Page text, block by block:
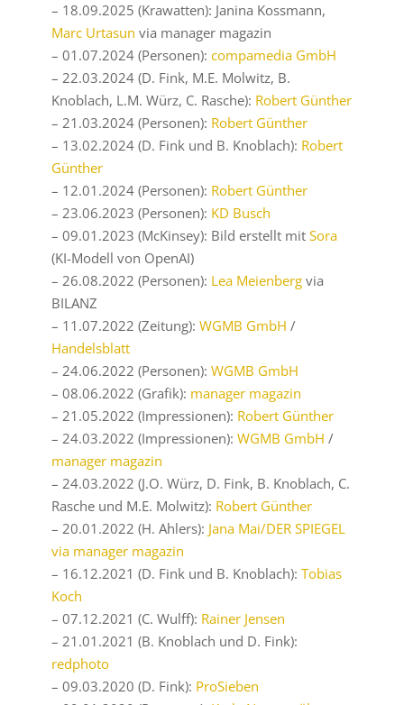
– 18.09.2025 (Krawatten): Janina Kossmann,
Marc Urtasun via manager magazin
– 01.07.2024 (Personen): compamedia GmbH
– 22.03.2024 (D. Fink, M.E. Molwitz, B.
Knoblach, L.M. Würz, C. Rasche): Robert Günther
– 21.03.2024 (Personen): Robert Günther
– 13.02.2024 (D. Fink und B. Knoblach): Robert
Günther
– 12.01.2024 (Personen): Robert Günther
– 23.06.2023 (Personen): KD Busch
– 09.01.2023 (McKinsey): Bild erstellt mit Sora
(KI-Modell von OpenAI)
– 26.08.2022 (Personen): Lea Meienbergvia
BILANZ
– 11.07.2022 (Zeitung): WGMB GmbH /
Handelsblatt
– 24.06.2022 (Personen): WGMB GmbH
– 08.06.2022 (Grafik): manager magazin
– 21.05.2022 (Impressionen): Robert Günther
– 24.03.2022 (Impressionen): WGMB GmbH /
manager magazin
– 24.03.2022 (J.O. Würz, D. Fink, B. Knoblach, C.
Rasche und M.E. Molwitz): Robert Günther
– 20.01.2022 (H. Ahlers): Jana Mai/DER SPIEGEL
via manager magazin
– 16.12.2021 (D. Fink und B. Knoblach): Tobias
Koch
– 07.12.2021 (C. Wulff): Rainer Jensen
– 21.01.2021 (B. Knoblach und D. Fink):
redphoto
– 09.03.2020 (D. Fink): ProSieben